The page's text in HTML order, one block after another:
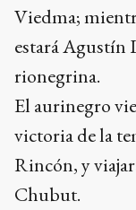
Viedma;
estará Agustín
rionegrina.
El aurinegro
victoria de la
Rincón, y
Chubut.